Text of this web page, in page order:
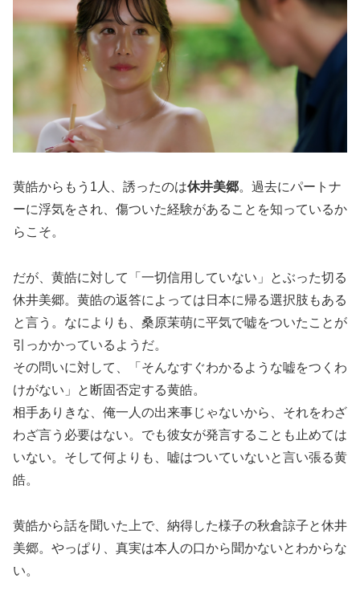
黄皓からもう1人、誘ったのは休井美郷。過去にパートナ
ーに浮気をされ、傷ついた経験があることを知っているか
らこそ。
だが、黄皓に対して「一切信用していない」とぶった切る
休井美郷。黄皓の返答によっては日本に帰る選択肢もある
と言う。なによりも、桑原茉萌に平気で嘘をついたことが
引っかかっているようだ。
その問いに対して、「そんなすぐわかるような嘘をつくわ
けがない」と断固否定する黄皓。
相手ありきな、俺一人の出来事じゃないから、それをわざ
わざ言う必要はない。でも彼女が発言することも止めては
いない。そして何よりも、嘘はついていないと言い張る黄
皓。
黄皓から話を聞いた上で、納得した様子の秋倉諒子と休井
美郷。やっぱり、真実は本人の口から聞かないとわからな
い。